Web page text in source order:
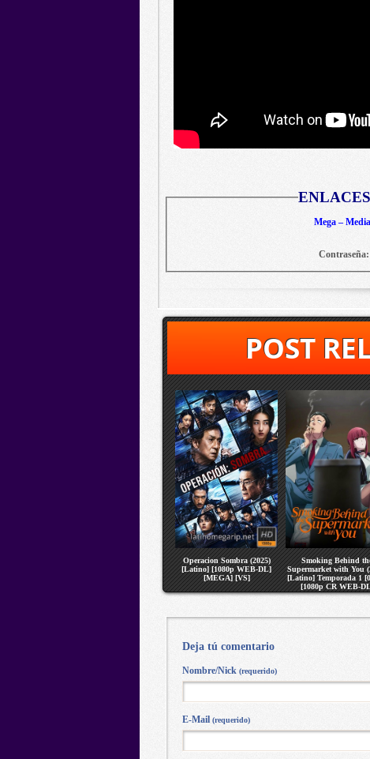
Mega –
Contraseña:
POST
Operacion Sombra (2025)
[Latino] [1080p WEB-DL]
[MEGA] [VS]
Smoking Behind
Supermarket with You
[Latino] Temporada 1
[1080p CR WEB-
[MEGA] [VS]
Deja tú comentario
Nombre/Nick (requerido)
E-Mail (requerido)